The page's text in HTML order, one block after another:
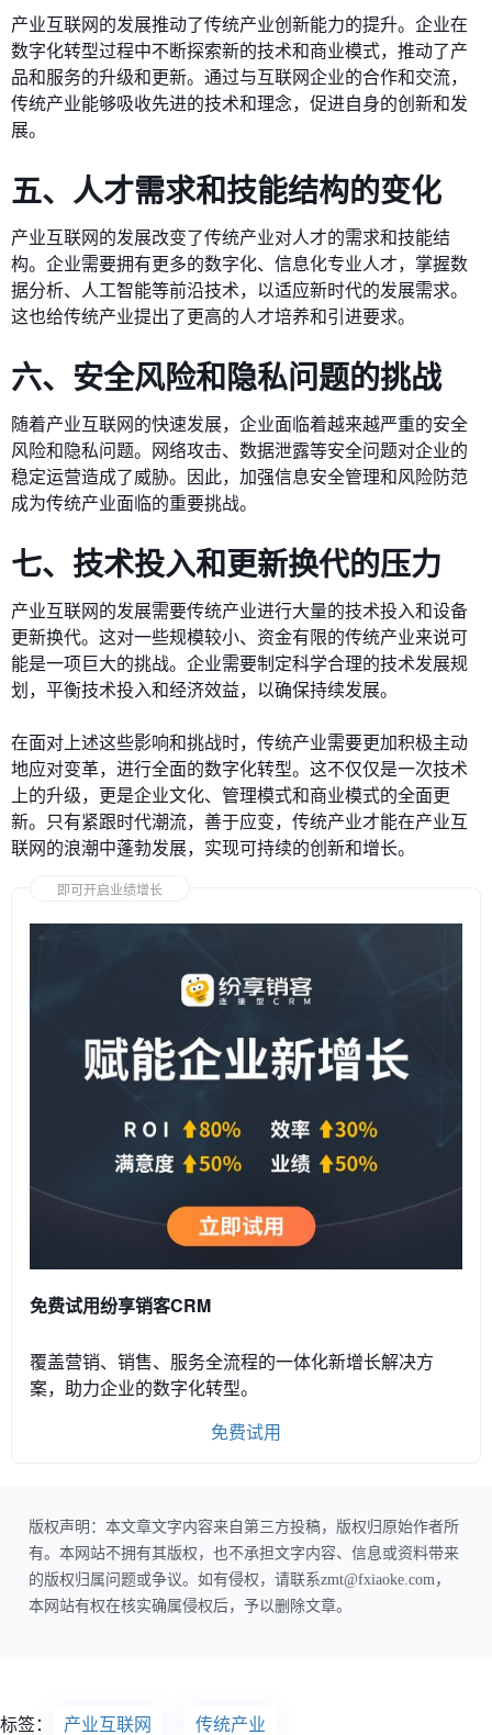
产业互联网的发展推动了传统产业创新能力的提升。企业在
数字化转型过程中不断探索新的技术和商业模式，推动了产
品和服务的升级和更新。通过与互联网企业的合作和交流，
传统产业能够吸收先进的技术和理念，促进自身的创新和发
展。
五、人才需求和技能结构的变化
产业互联网的发展改变了传统产业对人才的需求和技能结
构。企业需要拥有更多的数字化、信息化专业人才，掌握数
据分析、人工智能等前沿技术，以适应新时代的发展需求。
这也给传统产业提出了更高的人才培养和引进要求。
六、安全风险和隐私问题的挑战
随着产业互联网的快速发展，企业面临着越来越严重的安全
风险和隐私问题。网络攻击、数据泄露等安全问题对企业的
稳定运营造成了威胁。因此，加强信息安全管理和风险防范
成为传统产业面临的重要挑战。
七、技术投入和更新换代的压力
产业互联网的发展需要传统产业进行大量的技术投入和设备
更新换代。这对一些规模较小、资金有限的传统产业来说可
能是一项巨大的挑战。企业需要制定科学合理的技术发展规
划，平衡技术投入和经济效益，以确保持续发展。
在面对上述这些影响和挑战时，传统产业需要更加积极主动
地应对变革，进行全面的数字化转型。这不仅仅是一次技术
上的升级，更是企业文化、管理模式和商业模式的全面更
新。只有紧跟时代潮流，善于应变，传统产业才能在产业互
联网的浪潮中蓬勃发展，实现可持续的创新和增长。
即可开启业绩增长
免费试用纷享销客CRM
覆盖营销、销售、服务全流程的一体化新增长解决方
案，助力企业的数字化转型。
免费试用
版权声明：本文章文字内容来自第三方投稿，版权归原始作者所
有。本网站不拥有其版权，也不承担文字内容、信息或资料带来
的版权归属问题或争议。如有侵权，请联系zmt@fxiaoke.com，
本网站有权在核实确属侵权后，予以删除文章。
标签： 产业互联网 传统产业